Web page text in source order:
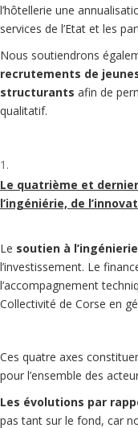
l’hôtellerie une
services de l’Etat et les
Nous soutiendrons
recrutements de
structurants afin de
qualitatif.
Le quatrième et
l’ingéniérie, de
Le soutien à l’ingénierie
l’investissement. Le
l’accompagnement
Collectivité de Corse en
Ces quatre axes
pour l’ensemble des
Les évolutions par
pas tant sur le fond, car